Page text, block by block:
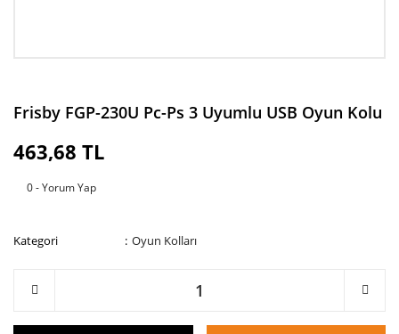
Frisby FGP-230U Pc-Ps 3 Uyumlu USB Oyun Kolu
463,68 TL
0 - Yorum Yap
Kategori Oyun Kolları